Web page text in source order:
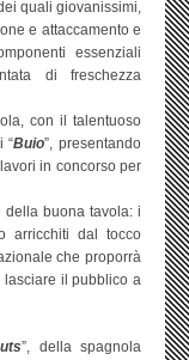
quali giovanissimi,
e attaccamento e
essenziali
di freschezza
con il talentuoso
“Buio”, presentando
in concorso per
della buona tavola: i
arricchiti dal tocco
che proporrà
lasciare il pubblico a
”, della spagnola